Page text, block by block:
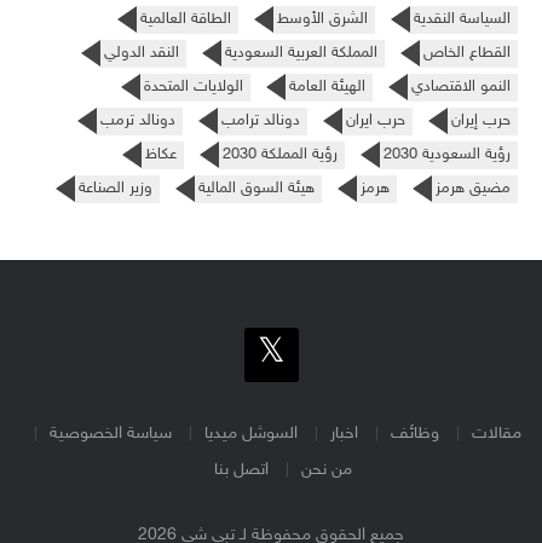
السياسة النقدية
الشرق الأوسط
الطاقة العالمية
القطاع الخاص
المملكة العربية السعودية
النقد الدولي
النمو الاقتصادي
الهيئة العامة
الولايات المتحدة
حرب إيران
حرب ايران دونالد ترامب
دونالد ترمب
رؤية السعودية 2030
رؤية المملكة 2030
عكاظ
مضيق هرمز
هرمز هيئة السوق المالية وزير الصناعة
مقالات وظائف اخبار السوشل ميديا
سياسة الخصوصية
من نحن
اتصل بنا
جميع الحقوق محفوظة لـ تبي شي 2026